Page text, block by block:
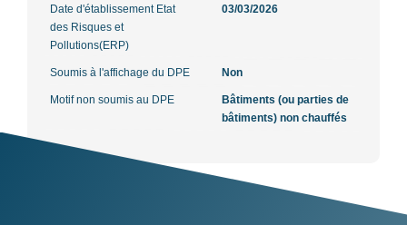
Date d'établissement Etat
des Risques et
Pollutions(ERP)
03/03/2026
Soumis à l'affichage du DPE Non
Motif non soumis au DPE
Bâtiments (ou parties de
bâtiments) non chauffés